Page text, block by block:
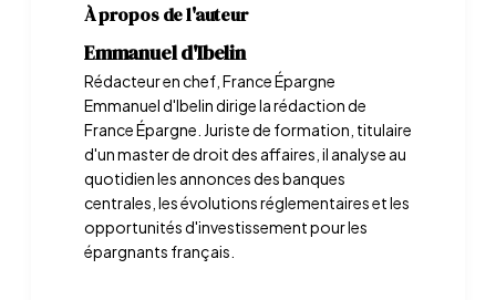
À propos de l'auteur
Emmanuel d'Ibelin
Rédacteur en chef, France Épargne
Emmanuel d'Ibelin dirige la rédaction de
France Épargne. Juriste de formation, titulaire
d'un master de droit des affaires, il analyse au
quotidien les annonces des banques
centrales, les évolutions réglementaires et les
opportunités d'investissement pour les
épargnants français.